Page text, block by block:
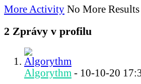
More Activity No More Results
2 Zprávy v profilu
Algorythm - 10-10-20